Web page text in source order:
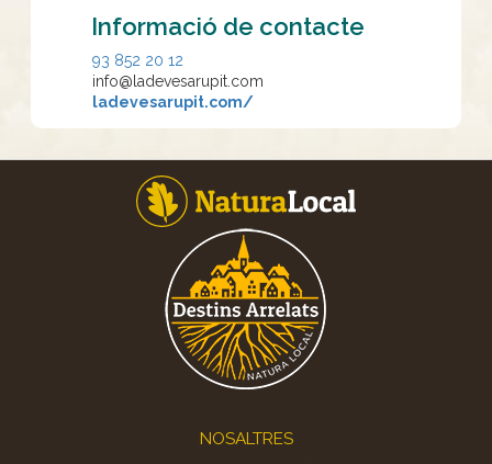
Informació de contacte
93 852 20 12
info@ladevesarupit.com
ladevesarupit.com/
NOSALTRES